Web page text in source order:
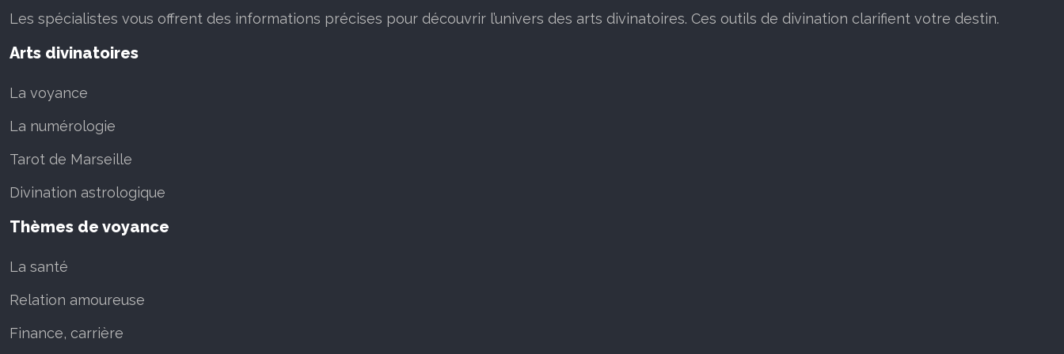
Les spécialistes vous offrent des informations précises pour découvrir l’univers des arts divinatoires. Ces outils de divination clarifient votre destin.
Arts divinatoires
La voyance
La numérologie
Tarot de Marseille
Divination astrologique
Thèmes de voyance
La santé
Relation amoureuse
Finance, carrière